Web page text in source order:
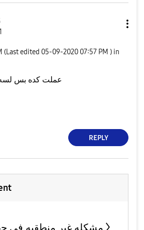
(Last edited ‎05-09-2020 07:57 PM ) in
عملت كده بس
REPLY
مشكله غير منطقيه في